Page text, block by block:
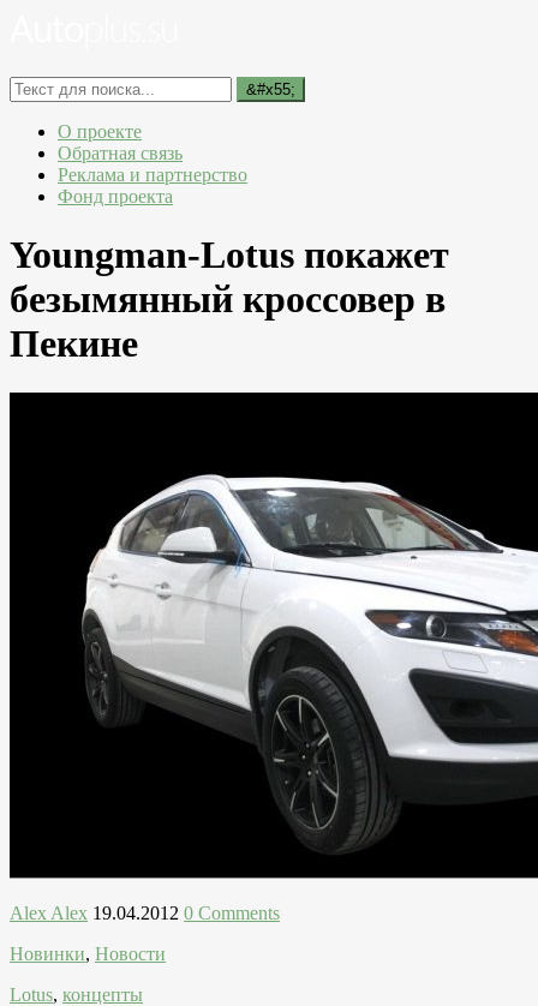
О проекте
Обратная связь
Реклама и партнерство
Фонд проекта
Youngman-Lotus покажет
безымянный кроссовер в
Пекине
Alex Alex 19.04.2012 0 Comments
Новинки, Новости
Lotus, концепты